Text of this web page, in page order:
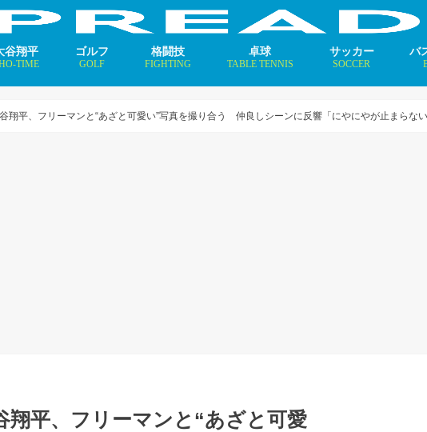
谷翔平
TIME
ゴルフ
GOLF
格闘技
FIGHTING
卓球
TABLE TENNIS
サッカー
SOCCER
バ
翔平、フリーマンと“あざと可愛い”写真を撮り合う 仲良しシーンに反響「にやにやが止まらない
翔平、フリーマンと“あざと可愛